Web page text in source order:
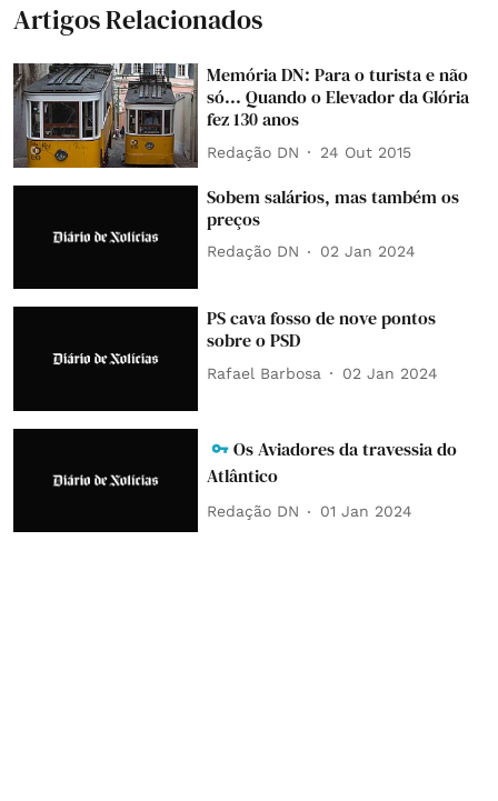
Artigos Relacionados
Memória DN: Para o turista e não
só... Quando o Elevador da Glória
fez 130 anos
Redação DN 24 Out 2015
Sobem salários, mas também os
preços
Redação DN 02 Jan 2024
PS cava fosso de nove pontos
sobre o PSD
Rafael Barbosa 02 Jan 2024
Os Aviadores da travessia do
Atlântico
Redação DN 01 Jan 2024